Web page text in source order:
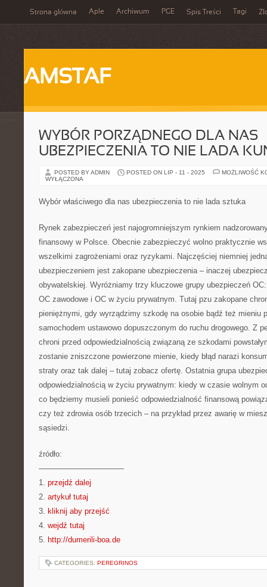
Strona główna Aple Archiwum PGE Spis Treści Tagi
AMSTAF
WYBÓR PORZĄDNEGO DLA NAS
UBEZPIECZENIA TO NIE LADA
POSTED BY ADMIN POSTED ON LIP - 11 - 2025
MOŻLIWOŚĆ
WYŁĄCZONA
Wybór właściwego dla nas ubezpieczenia to nie lada sztuka
Rynek zabezpieczeń jest najogromniejszym rynkiem
finansowy w Polsce. Obecnie zabezpieczyć wolno praktycznie
wszelkimi zagrożeniami oraz ryzykami. Najczęściej niemniej
ubezpieczeniem jest zakopane ubezpieczenia – inaczej
obywatelskiej. Wyróżniamy trzy kluczowe grupy ubezpieczeń
OC zawodowe i OC w życiu prywatnym. Tutaj pzu zakopane
pieniężnymi, gdy wyrządzimy szkodę na osobie bądź też mieniu
samochodem ustawowo dopuszczonym do ruchu drogowego. Z
chroni przed odpowiedzialnością związaną ze szkodami
zostanie zniszczone powierzone mienie, kiedy błąd narazi
straty oraz tak dalej – tutaj zobacz ofertę. Ostatnia grupa
odpowiedzialnością w życiu prywatnym: kiedy w czasie wolnym
co będziemy musieli ponieść odpowiedzialność finansową
czy też zdrowia osób trzecich – na przykład przez awarię w
sąsiedzi.
źródło:
———————————
1. przejdź dalej
2. artykuł tutaj
3. kliknij aby przejść
4. wejdź tutaj
5. http://dumerili-boa.de
CATEGORIES: PEREGRINOS